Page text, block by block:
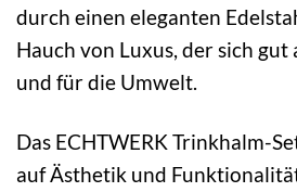
durch einen eleganten
Hauch von Luxus, der sich
und für die Umwelt.
Das ECHTWERK Trinkhalm-
auf Ästhetik und